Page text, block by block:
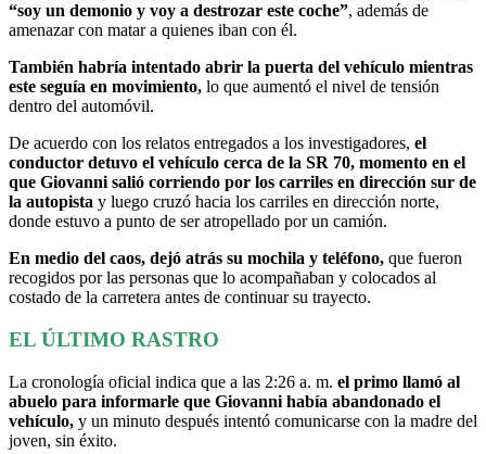
“soy un demonio y voy a destrozar este coche”, además de
amenazar con matar a quienes iban con él.
También habría intentado abrir la puerta del vehículo mientras
este seguía en movimiento, lo que aumentó el nivel de tensión
dentro del automóvil.
De acuerdo con los relatos entregados a los investigadores, el
conductor detuvo el vehículo cerca de la SR 70, momento en el
que Giovanni salió corriendo por los carriles en dirección sur de
la autopista y luego cruzó hacia los carriles en dirección norte,
donde estuvo a punto de ser atropellado por un camión.
En medio del caos, dejó atrás su mochila y teléfono, que fueron
recogidos por las personas que lo acompañaban y colocados al
costado de la carretera antes de continuar su trayecto.
EL ÚLTIMO RASTRO
La cronología oficial indica que a las 2:26 a. m. el primo llamó al
abuelo para informarle que Giovanni había abandonado el
vehículo, y un minuto después intentó comunicarse con la madre del
joven, sin éxito.